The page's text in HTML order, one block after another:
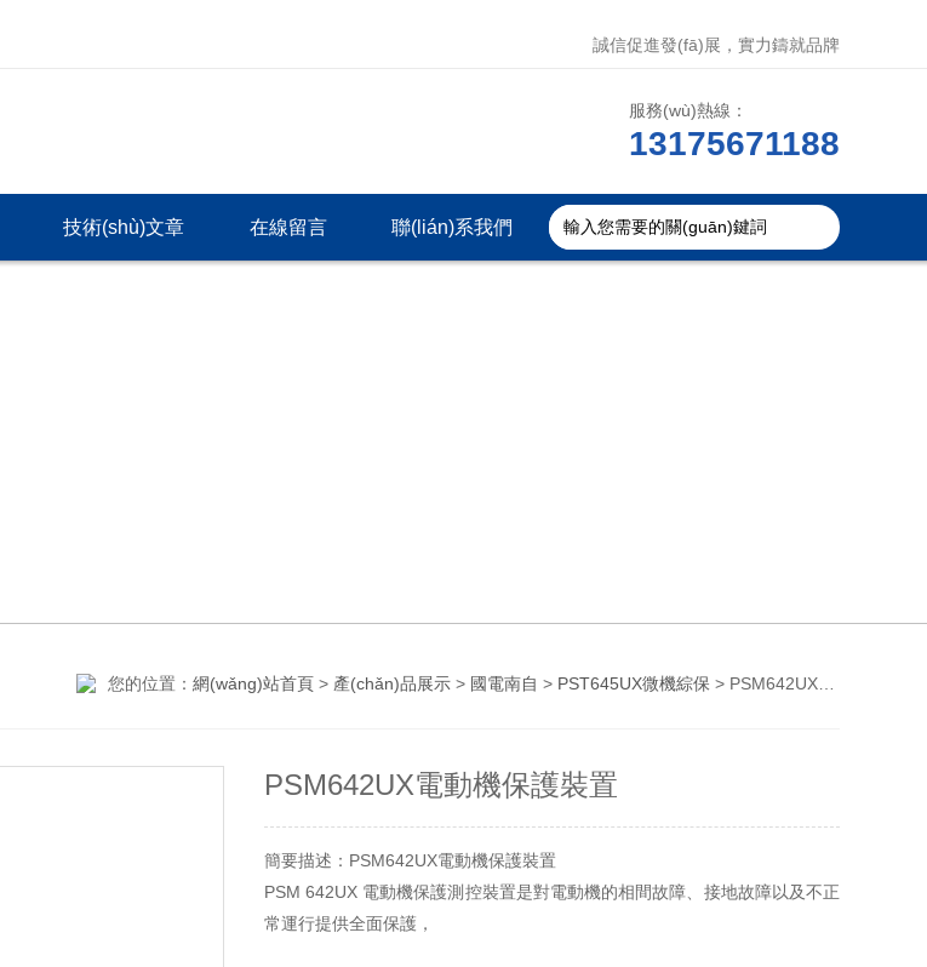
誠信促進發(fā)展，實力鑄就品牌
服務(wù)熱線：
13175671188
技術(shù)文章 在線留言 聯(lián)系我們
您的位置： 網(wǎng)站首頁 > 產(chǎn)品展示 > 國電南自 > PST645UX微機綜保 > PSM642UX電動機保護裝置
PSM642UX電動機保護裝置
簡要描述：PSM642UX電動機保護裝置
PSM 642UX 電動機保護測控裝置是對電動機的相間故障、接地故障以及不正
常運行提供全面保護，